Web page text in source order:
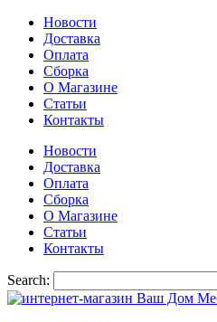
Новости
Доставка
Оплата
Сборка
О Магазине
Статьи
Контакты
Новости
Доставка
Оплата
Сборка
О Магазине
Статьи
Контакты
Search: